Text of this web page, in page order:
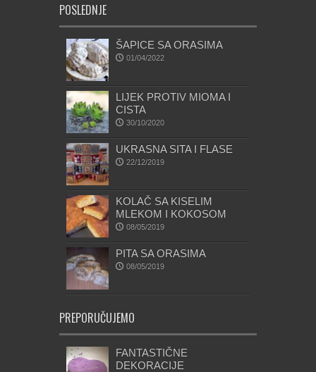
POSLEDNJE
ŠAPICE SA ORASIMA
01/04/2022
LIJEK PROTIV MIOMA I
CISTA
30/10/2020
UKRASNA SITA I FLASE
22/12/2019
KOLAČ SA KISELIM
MLEKOM I KOKOSOM
08/05/2019
PITA SA ORASIMA
08/05/2019
PREPORUČUJEMO
FANTASTIČNE
DEKORACIJE